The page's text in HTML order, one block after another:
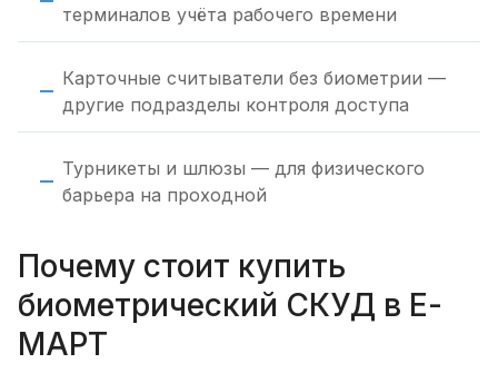
терминалов учёта рабочего времени
Карточные считыватели без биометрии —
другие подразделы контроля доступа
Турникеты и шлюзы — для физического
барьера на проходной
Почему стоит купить
биометрический СКУД в Е-
МАРТ